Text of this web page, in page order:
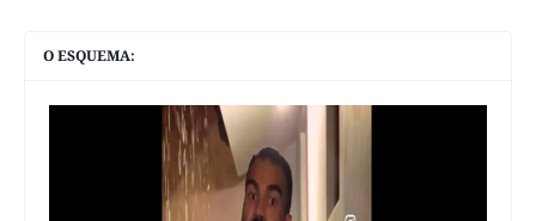
O ESQUEMA: